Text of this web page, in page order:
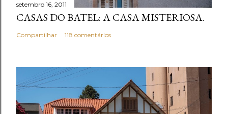
setembro 16, 2011
CASAS DO BATEL: A CASA MISTERIOSA.
Compartilhar 118 comentários